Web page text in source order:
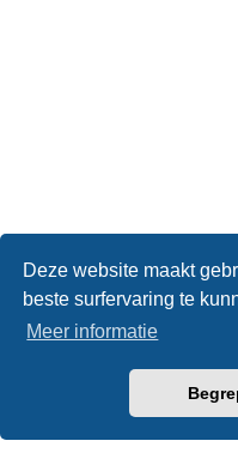
Deze website maakt
beste surfervaring te
Meer informatie